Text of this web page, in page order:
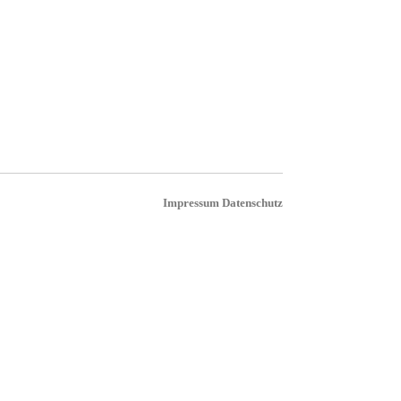
Impressum Datenschutz